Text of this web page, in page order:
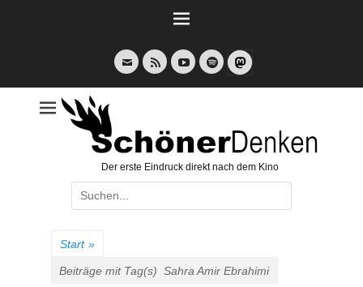
E-
Mail
Feed YouTubeSpotify
Der erste Eindruck direkt nach dem Kino
Suche
nach:
Start »
Beiträge mit Tag(s) Sahra Amir Ebrahimi